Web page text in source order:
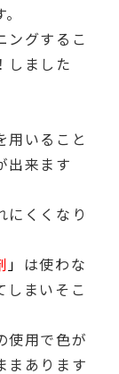
ングするこ
しました
用いること
出来ます
にくくなり
」 は使わな
しまいそこ
使用で色が
まあります